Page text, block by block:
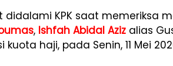
didalami KPK saat memeriksa
, Ishfah Abidal Aziz alias
haji, pada Senin, 11 Mei